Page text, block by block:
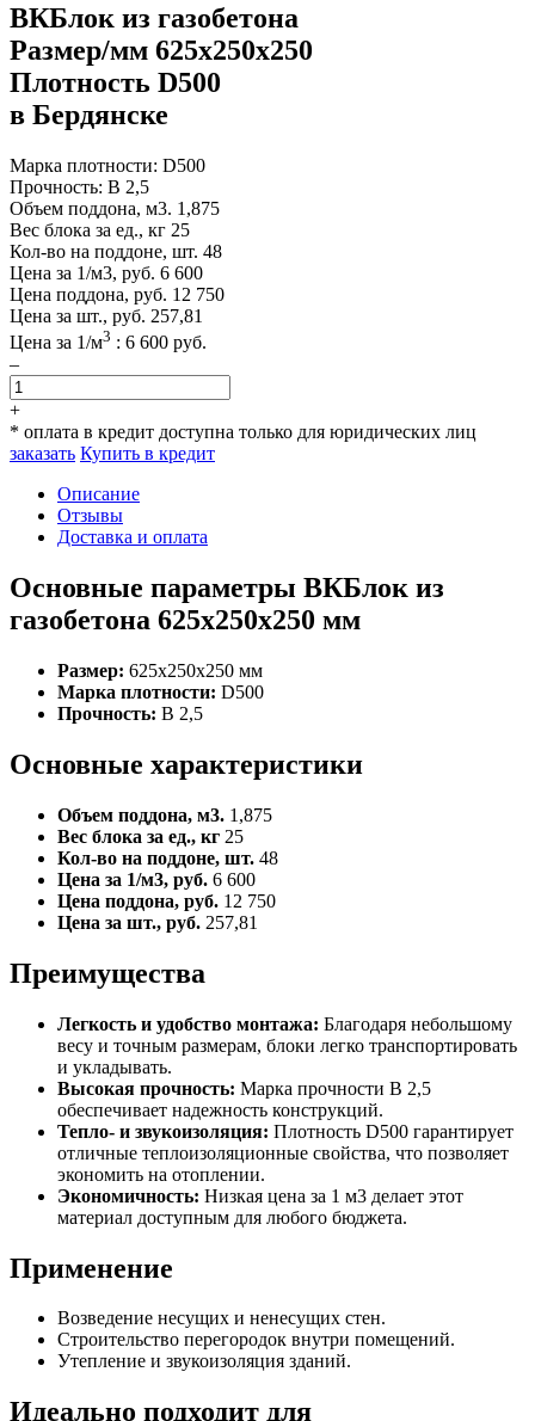
ВКБлок из газобетона
Размер/мм 625x250x250
Плотность D500
в Бердянске
Марка плотности: D500
Прочность: B 2,5
Объем поддона, м3. 1,875
Вес блока за ед., кг 25
Кол-во на поддоне, шт. 48
Цена за 1/м3, руб. 6 600
Цена поддона, руб. 12 750
Цена за шт., руб. 257,81
Цена за 1/м3 : 6 600 руб.
–
+
* оплата в кредит доступна только для юридических лиц
заказать Купить в кредит
Описание
Отзывы
Доставка и оплата
Основные параметры ВКБлок из
газобетона 625x250x250 мм
Размер: 625x250x250 мм
Марка плотности: D500
Прочность: B 2,5
Основные характеристики
Объем поддона, м3. 1,875
Вес блока за ед., кг 25
Кол-во на поддоне, шт. 48
Цена за 1/м3, руб. 6 600
Цена поддона, руб. 12 750
Цена за шт., руб. 257,81
Преимущества
Легкость и удобство монтажа: Благодаря небольшому
весу и точным размерам, блоки легко транспортировать
и укладывать.
Высокая прочность: Марка прочности B 2,5
обеспечивает надежность конструкций.
Тепло- и звукоизоляция: Плотность D500 гарантирует
отличные теплоизоляционные свойства, что позволяет
экономить на отоплении.
Экономичность: Низкая цена за 1 м3 делает этот
материал доступным для любого бюджета.
Применение
Возведение несущих и ненесущих стен.
Строительство перегородок внутри помещений.
Утепление и звукоизоляция зданий.
Идеально подходит для